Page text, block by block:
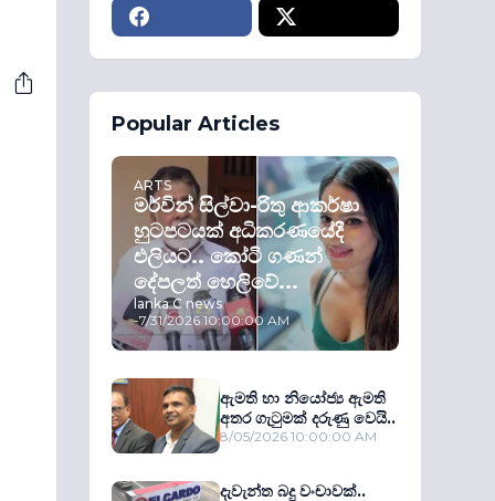
Popular Articles
ARTS
මර්වින් සිල්වා-රිතු ආකර්ෂා
හුටපටයක් අධිකරණයේදී
එලියට.. කෝටි ගණන්
දේපලත් හෙලිවේ...
lanka C news
-7/31/2026 10:00:00 AM
ඇමති හා නියෝජ්‍ය ඇමති
අතර ගැටුමක් දරුණු වෙයි..
8/05/2026 10:00:00 AM
දැවැන්ත බදු වංචාවක්..